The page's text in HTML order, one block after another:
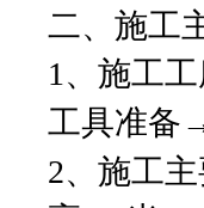
二、施工
1、施工
工具准备
2、施工